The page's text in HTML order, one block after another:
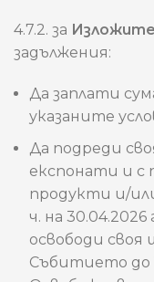
4.7.2. за
задължения:
Да заплати
указаните
Да подреди
експонати и с
продукти и/
ч. на 30.04.2026
освободи своя
Събитието до